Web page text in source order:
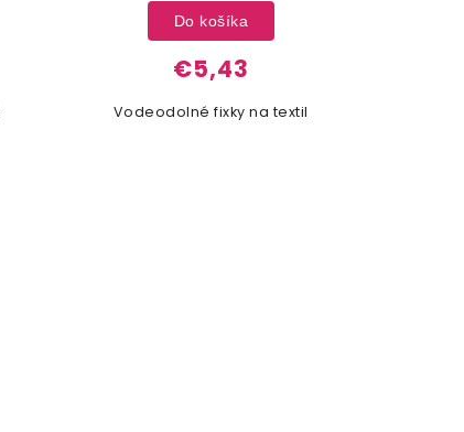
€5,43
Do košíka
Vodeodolné fixky na textil